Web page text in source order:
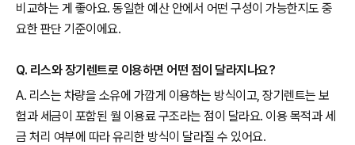
비교하는 게 좋아요. 동일한 예산 안에서 어떤 구성이 가능한지도 중
요한 판단 기준이에요.
Q. 리스와 장기렌트로 이용하면 어떤 점이 달라지나요?
A. 리스는 차량을 소유에 가깝게 이용하는 방식이고, 장기렌트는 보
험과 세금이 포함된 월 이용료 구조라는 점이 달라요. 이용 목적과 세
금 처리 여부에 따라 유리한 방식이 달라질 수 있어요.